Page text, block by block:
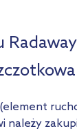
należy